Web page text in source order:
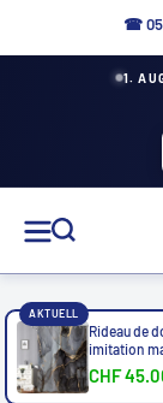
☎ 0
1.
AKTUELL
Rideau de
imitation
CHF